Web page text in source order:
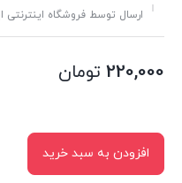
ارسال توسط فروشگاه اینترنتی
220,000 تومان
افزودن به سبد خرید